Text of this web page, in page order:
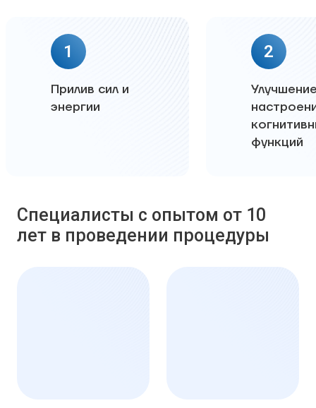
1
Прилив сил и
энергии
2
функций
Специалисты с опытом от 10
лет в проведении процедуры